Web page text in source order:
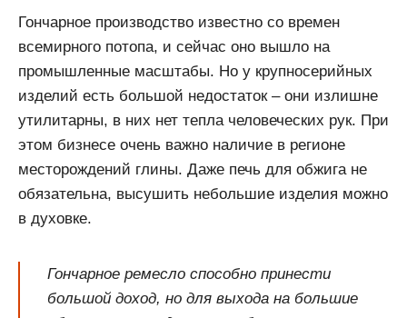
Гончарное производство известно со времен
всемирного потопа, и сейчас оно вышло на
промышленные масштабы. Но у крупносерийных
изделий есть большой недостаток – они излишне
утилитарны, в них нет тепла человеческих рук. При
этом бизнесе очень важно наличие в регионе
месторождений глины. Даже печь для обжига не
обязательна, высушить небольшие изделия можно
в духовке.
Гончарное ремесло способно принести
большой доход, но для выхода на большие